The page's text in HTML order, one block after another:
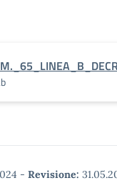
- Revisione: